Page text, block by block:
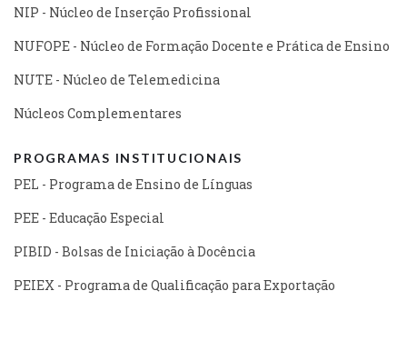
NIP - Núcleo de Inserção Profissional
NUFOPE - Núcleo de Formação Docente e Prática de Ensino
NUTE - Núcleo de Telemedicina
Núcleos Complementares
PROGRAMAS INSTITUCIONAIS
PEL - Programa de Ensino de Línguas
PEE - Educação Especial
PIBID - Bolsas de Iniciação à Docência
PEIEX - Programa de Qualificação para Exportação